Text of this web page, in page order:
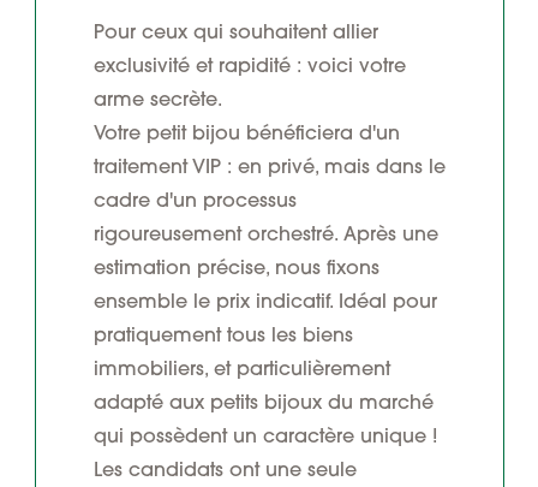
Pour ceux qui souhaitent allier
exclusivité et rapidité : voici votre
arme secrète.
Votre petit bijou bénéficiera d'un
traitement VIP : en privé, mais dans le
cadre d'un processus
rigoureusement orchestré. Après une
estimation précise, nous fixons
ensemble le prix indicatif. Idéal pour
pratiquement tous les biens
immobiliers, et particulièrement
adapté aux petits bijoux du marché
qui possèdent un caractère unique !
Les candidats ont une seule